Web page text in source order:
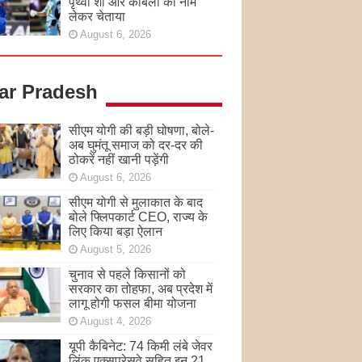
लेकर चेताया
August 6, 2026
Pradesh
सीएम योगी की बड़ी घोषणा, बोले-
अब घुमंतू समाज को दर-दर की
ठोकरें नहीं खानी पड़ेंगी
August 6, 2026
सीएम योगी से मुलाकात के बाद
बोले फ्लिपकार्ट CEO, राज्य के
लिए किया बड़ा ऐलान
August 5, 2026
चुनाव से पहले किसानों को
सरकार का तोहफा, अब प्रदेश में
लागू होगी फसल बीमा योजना
August 4, 2026
यूपी कैबिनेट: 74 किमी लंबे जेवर